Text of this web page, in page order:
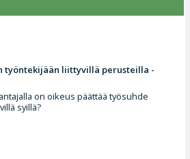
työntekijään liittyvillä perusteilla -
on oikeus päättää työsuhde
syillä?